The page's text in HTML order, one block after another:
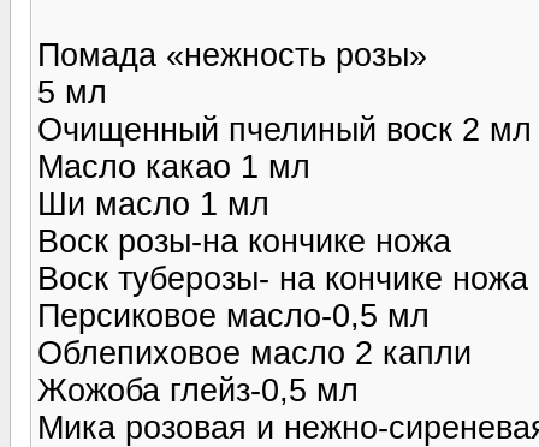
Помада «нежность розы»
5 мл
Очищенный пчелиный воск 2 мл
Масло какао 1 мл
Ши масло 1 мл
Воск розы-на кончике ножа
Воск туберозы- на кончике ножа
Персиковое масло-0,5 мл
Облепиховое масло 2 капли
Жожоба глейз-0,5 мл
Мика розовая и нежно-